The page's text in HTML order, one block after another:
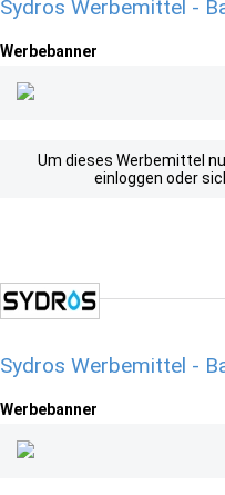
Sydros Werbemittel -
Werbebanner
Um dieses Werbemittel
einloggen oder
Sydros Werbemittel -
Werbebanner